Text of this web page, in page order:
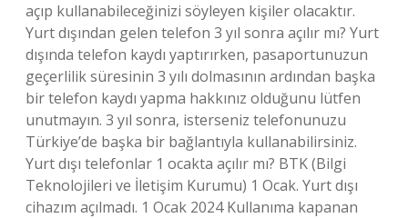
açıp kullanabileceğinizi söyleyen kişiler olacaktır.
Yurt dışından gelen telefon 3 yıl sonra açılır mı? Yurt
dışında telefon kaydı yaptırırken, pasaportunuzun
geçerlilik süresinin 3 yılı dolmasının ardından başka
bir telefon kaydı yapma hakkınız olduğunu lütfen
unutmayın. 3 yıl sonra, isterseniz telefonunuzu
Türkiye’de başka bir bağlantıyla kullanabilirsiniz.
Yurt dışı telefonlar 1 ocakta açılır mı? BTK (Bilgi
Teknolojileri ve İletişim Kurumu) 1 Ocak. Yurt dışı
cihazım açılmadı. 1 Ocak 2024 Kullanıma kapanan